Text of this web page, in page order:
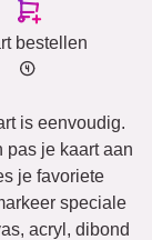
bestellen
is eenvoudig.
pas je kaart aan
je favoriete
speciale
acryl, dibond